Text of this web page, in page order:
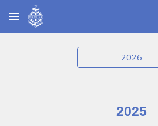
Skip to main content
2026
2025